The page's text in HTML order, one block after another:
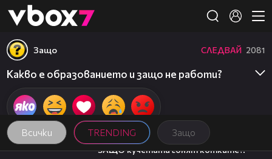
👾
Всички TRENDING Защо
Защо СЛЕДВАЙ 2081
Какво е образованието и защо не работи?
02:47
ЗАЩО кучетата гонят котките?!